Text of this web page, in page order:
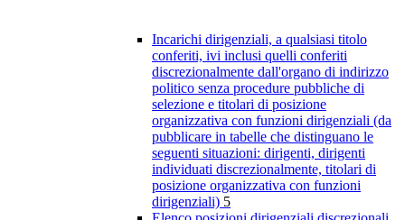
Incarichi dirigenziali, a qualsiasi titolo
conferiti, ivi inclusi quelli conferiti
discrezionalmente dall'organo di indirizzo
politico senza procedure pubbliche di
selezione e titolari di posizione
organizzativa con funzioni dirigenziali (da
pubblicare in tabelle che distinguano le
seguenti situazioni: dirigenti, dirigenti
individuati discrezionalmente, titolari di
posizione organizzativa con funzioni
dirigenziali) 5